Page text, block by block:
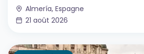
Almería, Espagne
21 août 2026